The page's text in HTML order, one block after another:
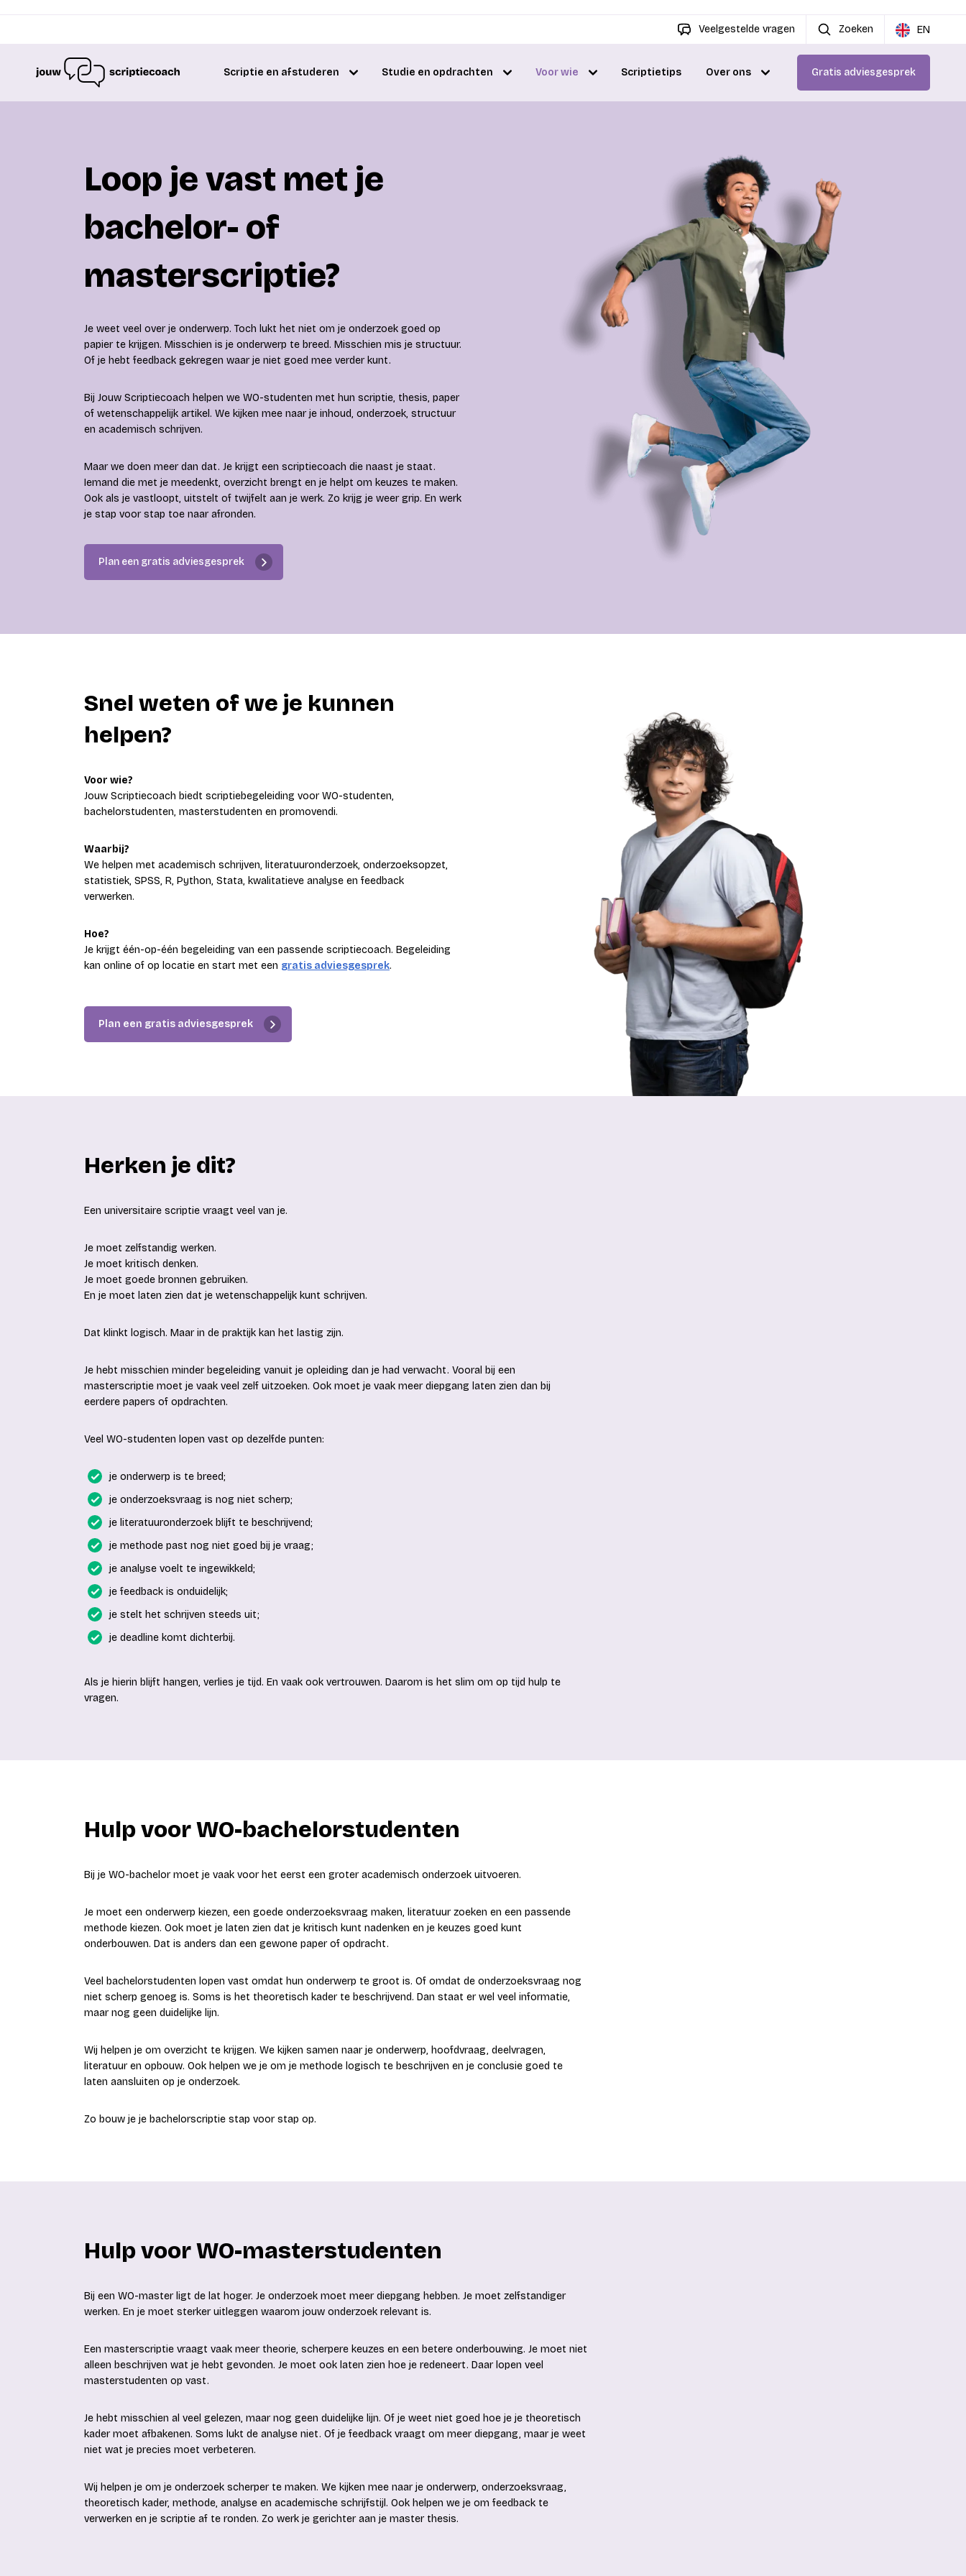
Veelgestelde vragen Zoeken EN
Scriptie en afstuderen Studie en opdrachten Voor wie Scriptietips Over ons Gratis adviesgesprek
Loop je vast met je
bachelor- of
masterscriptie?
Je weet veel over je onderwerp. Toch lukt het niet om je onderzoek goed op
papier te krijgen. Misschien is je onderwerp te breed. Misschien mis je structuur.
Of je hebt feedback gekregen waar je niet goed mee verder kunt.
Bij Jouw Scriptiecoach helpen we WO-studenten met hun scriptie, thesis, paper
of wetenschappelijk artikel. We kijken mee naar je inhoud, onderzoek, structuur
en academisch schrijven.
Maar we doen meer dan dat. Je krijgt een scriptiecoach die naast je staat.
Iemand die met je meedenkt, overzicht brengt en je helpt om keuzes te maken.
Ook als je vastloopt, uitstelt of twijfelt aan je werk. Zo krijg je weer grip. En werk
je stap voor stap toe naar afronden.
Plan een gratis adviesgesprek
Snel weten of we je kunnen
helpen?
Voor wie?
Jouw Scriptiecoach biedt scriptiebegeleiding voor WO-studenten,
bachelorstudenten, masterstudenten en promovendi.
Waarbij?
We helpen met academisch schrijven, literatuuronderzoek, onderzoeksopzet,
statistiek, SPSS, R, Python, Stata, kwalitatieve analyse en feedback
verwerken.
Hoe?
Je krijgt één-op-één begeleiding van een passende scriptiecoach. Begeleiding
kan online of op locatie en start met een gratis adviesgesprek.
Plan een gratis adviesgesprek
Herken je dit?
Een universitaire scriptie vraagt veel van je.
Je moet zelfstandig werken.
Je moet kritisch denken.
Je moet goede bronnen gebruiken.
En je moet laten zien dat je wetenschappelijk kunt schrijven.
Dat klinkt logisch. Maar in de praktijk kan het lastig zijn.
Je hebt misschien minder begeleiding vanuit je opleiding dan je had verwacht. Vooral bij een
masterscriptie moet je vaak veel zelf uitzoeken. Ook moet je vaak meer diepgang laten zien dan bij
eerdere papers of opdrachten.
Veel WO-studenten lopen vast op dezelfde punten:
je onderwerp is te breed;
je onderzoeksvraag is nog niet scherp;
je literatuuronderzoek blijft te beschrijvend;
je methode past nog niet goed bij je vraag;
je analyse voelt te ingewikkeld;
je feedback is onduidelijk;
je stelt het schrijven steeds uit;
je deadline komt dichterbij.
Als je hierin blijft hangen, verlies je tijd. En vaak ook vertrouwen. Daarom is het slim om op tijd hulp te
vragen.
Hulp voor WO-bachelorstudenten
Bij je WO-bachelor moet je vaak voor het eerst een groter academisch onderzoek uitvoeren.
Je moet een onderwerp kiezen, een goede onderzoeksvraag maken, literatuur zoeken en een passende
methode kiezen. Ook moet je laten zien dat je kritisch kunt nadenken en je keuzes goed kunt
onderbouwen. Dat is anders dan een gewone paper of opdracht.
Veel bachelorstudenten lopen vast omdat hun onderwerp te groot is. Of omdat de onderzoeksvraag nog
niet scherp genoeg is. Soms is het theoretisch kader te beschrijvend. Dan staat er wel veel informatie,
maar nog geen duidelijke lijn.
Wij helpen je om overzicht te krijgen. We kijken samen naar je onderwerp, hoofdvraag, deelvragen,
literatuur en opbouw. Ook helpen we je om je methode logisch te beschrijven en je conclusie goed te
laten aansluiten op je onderzoek.
Zo bouw je je bachelorscriptie stap voor stap op.
Hulp voor WO-masterstudenten
Bij een WO-master ligt de lat hoger. Je onderzoek moet meer diepgang hebben. Je moet zelfstandiger
werken. En je moet sterker uitleggen waarom jouw onderzoek relevant is.
Een masterscriptie vraagt vaak meer theorie, scherpere keuzes en een betere onderbouwing. Je moet niet
alleen beschrijven wat je hebt gevonden. Je moet ook laten zien hoe je redeneert. Daar lopen veel
masterstudenten op vast.
Je hebt misschien al veel gelezen, maar nog geen duidelijke lijn. Of je weet niet goed hoe je je theoretisch
kader moet afbakenen. Soms lukt de analyse niet. Of je feedback vraagt om meer diepgang, maar je weet
niet wat je precies moet verbeteren.
Wij helpen je om je onderzoek scherper te maken. We kijken mee naar je onderwerp, onderzoeksvraag,
theoretisch kader, methode, analyse en academische schrijfstijl. Ook helpen we je om feedback te
verwerken en je scriptie af te ronden. Zo werk je gerichter aan je master thesis.